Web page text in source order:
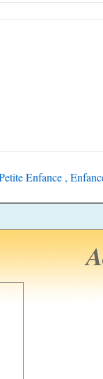
Enfance ,